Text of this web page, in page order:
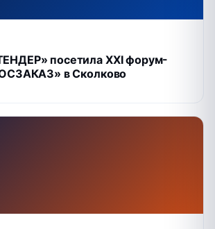
посетила XXI форум-
в Сколково